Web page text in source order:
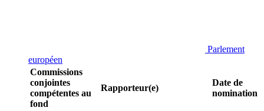
Parlement
européen
Commissions
conjointes
compétentes au
fond
Rapporteur(e)
Date de
nomination